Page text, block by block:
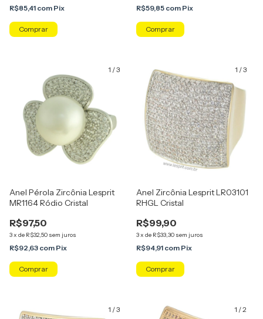
R$85,41 com Pix
Comprar
R$59,85 com Pix
Comprar
1 /3
Anel Pérola Zircônia Lesprit
MR1164 Ródio Cristal
R$97,50
3x de R$32,50 sem juros
R$92,63 com Pix
Comprar
1 /3
Anel Zircônia Lesprit LR03101
RHGL Cristal
R$99,90
3x de R$33,30 sem juros
R$94,91 com Pix
Comprar
1 /3 1 /2